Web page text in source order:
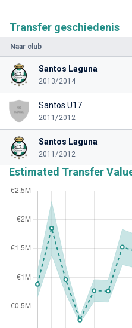
Transfer geschiedenis
Naar club
Santos Laguna
2013/2014
Santos U17
2011/2012
Santos Laguna
2011/2012
Estimated Transfer